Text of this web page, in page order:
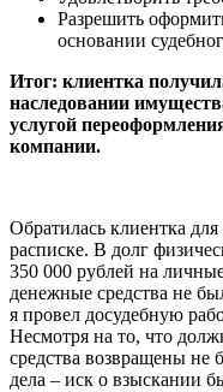
Разрешить
основании
Итог: клиентка
наследовании
услугой
компании.
Обратилась клиентка
расписке. В долг
350 000 рублей на
денежные средства не
я провел досудебную
Несмотря на то, что
средства возвращены не
дела – иск о взыскании